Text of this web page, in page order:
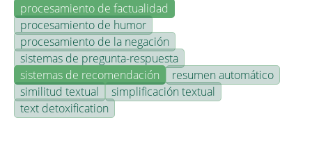
procesamiento de factualidad
procesamiento de humor
procesamiento de la negación
sistemas de pregunta-respuesta
sistemas de recomendación
resumen automático
similitud textual
simplificación textual
text detoxification